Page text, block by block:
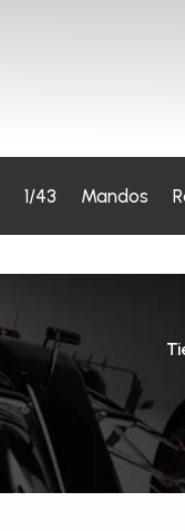
1/43 Mandos